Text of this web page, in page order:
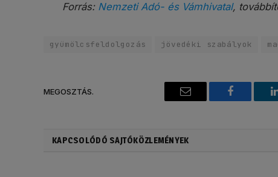
Forrás: Nemzeti Adó- és Vámhivatal,
gyümölcsfeldolgozás jövedéki szabályok
MEGOSZTÁS.
Email Facebook
KAPCSOLÓDÓ SAJTÓKÖZLEMÉNYEK